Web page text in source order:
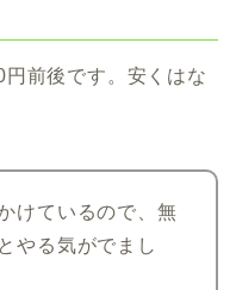
前後です。安くはな
けているので、無
やる気がでまし